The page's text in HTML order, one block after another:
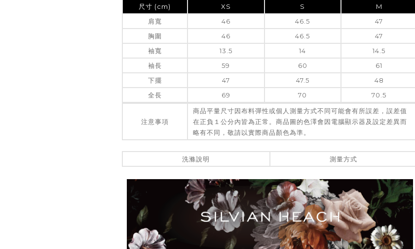
尺寸 (cm)
XS S
M
肩寬
46 46.5
47
胸圍
46 46.5
47
袖寬
13.5 14
14.5
袖長
59 60
61
下擺
47 47.5
48
全長
69 70 70.5
注意事項
商品平量尺寸因布料彈性或個人測量方式不同可能會有所誤差，誤差值
在正負１公分內皆為正常。商品圖的色澤會因電腦顯示器及設定差異而
略有不同，敬請以實際商品顏色為準。
洗滌說明 測量方式